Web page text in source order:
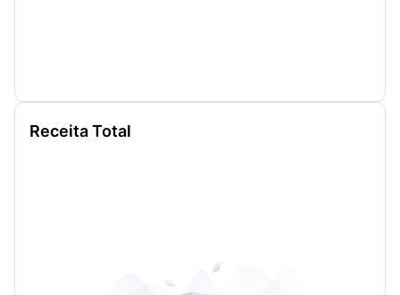
Receita Total